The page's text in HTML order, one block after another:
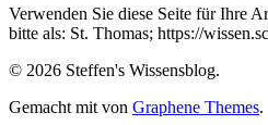
steffen.thomas1
auf
Facebook
anzeigen
steto123
auf
Twitter
anzeigen
steffen3669
auf
Pinterest
anzeigen
Steffen
Thomas
auf
Google+
anzeigen
steto123
auf
Twitch
anzeigen
Verwenden Sie diese Seite für Ihre
bitte als: St. Thomas; https://
© 2026 Steffen's Wissensblog.
Gemacht mit von Graphene Themes.